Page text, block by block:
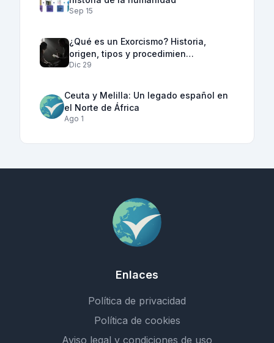
Sep 15
¿Qué es un Exorcismo? Historia,
origen, tipos y procedimien…
Dic 29
Ceuta y Melilla: Un legado español en
el Norte de África
Ago 1
Enlaces
Política de privacidad
Política de cookies
Aviso legal y condiciones de uso